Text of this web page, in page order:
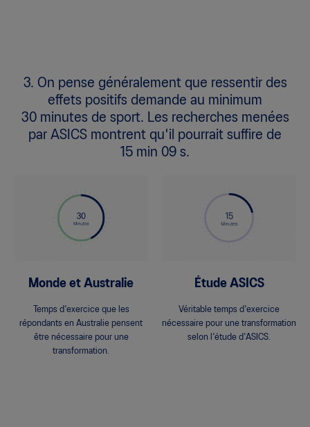
3. On pense généralement que ressentir des
effets positifs demande au minimum
30 minutes de sport. Les recherches menées
par ASICS montrent qu'il pourrait suffire de
15 min 09 s.
Monde et Australie
Temps d'exercice que les
répondants en Australie pensent
être nécessaire pour une
transformation.
Étude ASICS
Véritable temps d'exercice
nécessaire pour une transformation
selon l'étude d'ASICS.